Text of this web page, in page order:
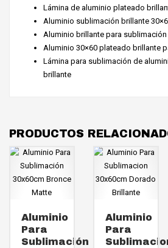
Lámina de aluminio plateado
Aluminio sublimación brillante
Aluminio brillante para
Aluminio 30×60 plateado brillante
Lámina para sublimación de
brillante
PRODUCTOS
Aluminio
Para
Sublimación
Aluminio
Para